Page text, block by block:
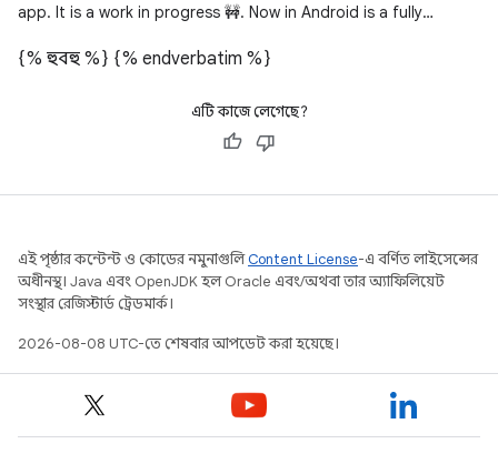
app. It is a work in progress 🚧. Now in Android is a fully
{% হুবহু %} {% endverbatim %}
এটি কাজে লেগেছে?
এই পৃষ্ঠার কন্টেন্ট ও কোডের নমুনাগুলিContent License-এ বর্ণিত লাইসেন্সের
অধীনস্থ। Java এবং OpenJDK হল Oracle এবং/অথবা তার অ্যাফিলিয়েট
সংস্থার রেজিস্টার্ড ট্রেডমার্ক।
2026-08-08 UTC-তে শেষবার আপডেট করা হয়েছে।